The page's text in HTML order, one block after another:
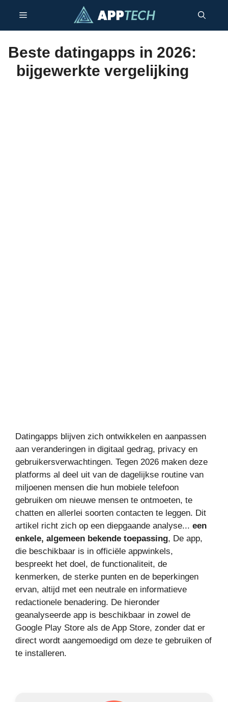
de
Menu
Beste datingapps in 2026:
bijgewerkte vergelijking
Datingapps blijven zich ontwikkelen en aanpassen
aan veranderingen in digitaal gedrag, privacy en
gebruikersverwachtingen. Tegen 2026 maken deze
platforms al deel uit van de dagelijkse routine van
miljoenen mensen die hun mobiele telefoon
gebruiken om nieuwe mensen te ontmoeten, te
chatten en allerlei soorten contacten te leggen. Dit
artikel richt zich op een diepgaande analyse... een
enkele, algemeen bekende toepassing, De app,
die beschikbaar is in officiële appwinkels,
bespreekt het doel, de functionaliteit, de
kenmerken, de sterke punten en de beperkingen
ervan, altijd met een neutrale en informatieve
redactionele benadering. De hieronder
geanalyseerde app is beschikbaar in zowel de
Google Play Store als de App Store, zonder dat er
direct wordt aangemoedigd om deze te gebruiken of
te installeren.